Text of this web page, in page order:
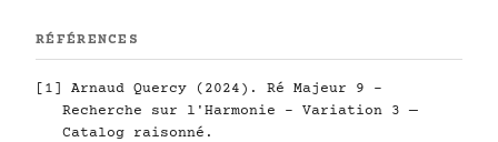
RÉFÉRENCES
[1] Arnaud Quercy (2024). Ré Majeur 9 -
Recherche sur l'Harmonie - Variation 3 —
Catalog raisonné.